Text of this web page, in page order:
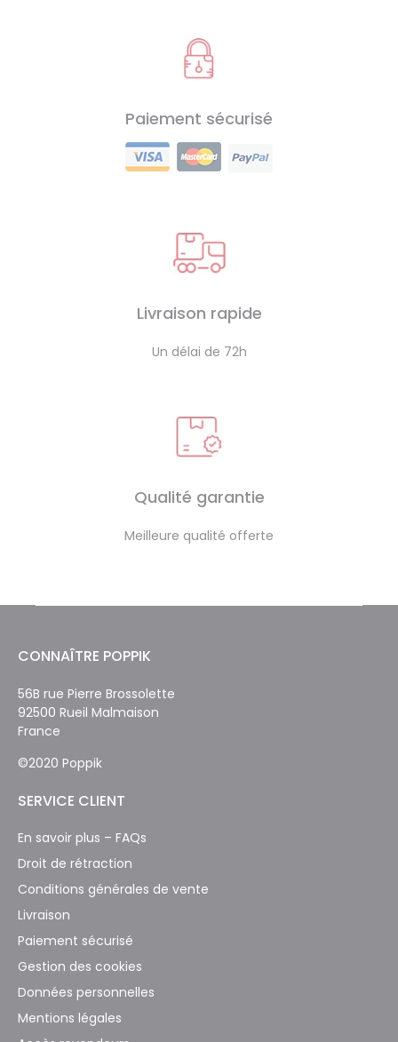
Paiement sécurisé
Livraison rapide
Un délai de 72h
Qualité garantie
Meilleure qualité offerte
CONNAÎTRE POPPIK
56B rue Pierre Brossolette
92500 Rueil Malmaison
France
©2020 Poppik
SERVICE CLIENT
En savoir plus – FAQs
Droit de rétraction
Conditions générales de vente
Livraison
Paiement sécurisé
Gestion des cookies
Données personnelles
Mentions légales